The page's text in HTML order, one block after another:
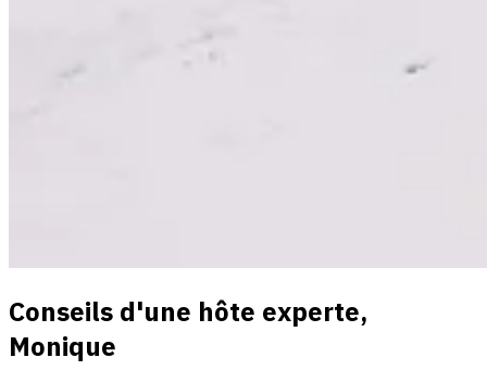
Conseils d'une hôte experte,
Monique